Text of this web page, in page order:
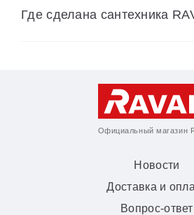
Где сделана сантехника
Официальный магазин
Новости
Доставка и
Вопрос-ответ